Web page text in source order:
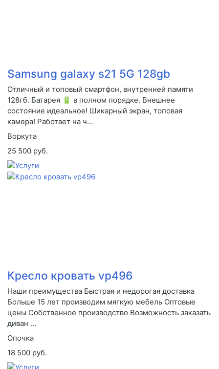
Samsung galaxy s21 5G 128gb
Отличный и топовый смартфон, внутренней памяти
128гб. Батарея 🔋 в полном порядке. Внешнее
состояние идеальное! Шикарный экран, топовая
камера! Работает на ч...
Воркута
25 500 руб.
Кресло кровать vp496
Наши преимущества Быстрая и недорогая доставка
Больше 15 лет производим мягкую мебель Оптовые
цены Собственное производство Возможность заказать
диван ...
Опочка
18 500 руб.